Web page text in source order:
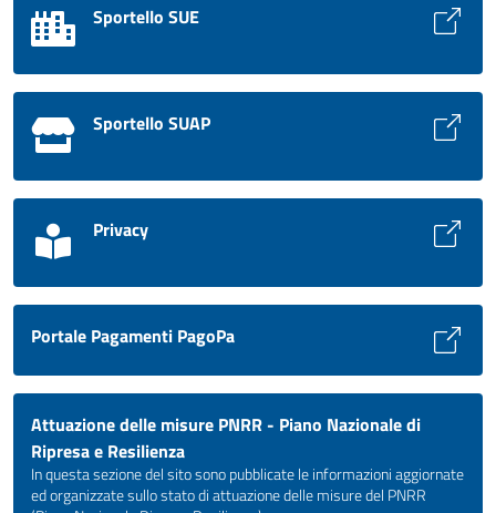
Sportello SUE
Sportello SUAP
Privacy
Portale Pagamenti PagoPa
Attuazione delle misure PNRR - Piano Nazionale di
Ripresa e Resilienza
In questa sezione del sito sono pubblicate le informazioni aggiornate
ed organizzate sullo stato di attuazione delle misure del PNRR